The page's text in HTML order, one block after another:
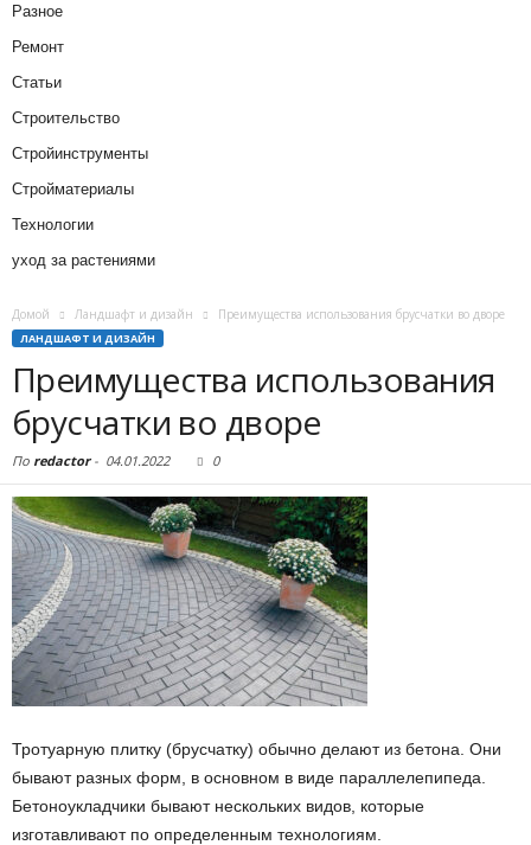
Разное
Ремонт
Статьи
Строительство
Стройинструменты
Стройматериалы
Технологии
уход за растениями
Домой Ландшафт и дизайн Преимущества использования брусчатки во дворе
ЛАНДШАФТ И ДИЗАЙН
Преимущества использования
брусчатки во дворе
По redactor- 04.01.2022 0
Тротуарную плитку (брусчатку) обычно делают из бетона. Они
бывают разных форм, в основном в виде параллелепипеда.
Бетоноукладчики бывают нескольких видов, которые
изготавливают по определенным технологиям.